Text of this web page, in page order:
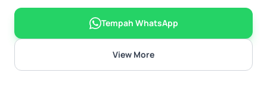
Tempah WhatsApp
View More